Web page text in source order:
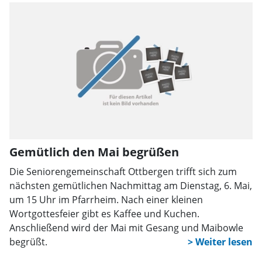
Gemütlich den Mai begrüßen
Die Seniorengemeinschaft Ottbergen trifft sich zum
nächsten gemütlichen Nachmittag am Dienstag, 6. Mai,
um 15 Uhr im Pfarrheim. Nach einer kleinen
Wortgottesfeier gibt es Kaffee und Kuchen.
Anschließend wird der Mai mit Gesang und Maibowle
begrüßt.